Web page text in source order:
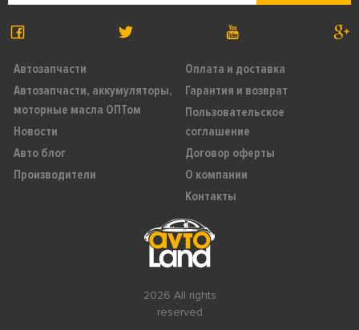
2026 All rights
reserved
Автозапчасти
Автозапчасти, аккумуляторы,
моторные масла ОПТом
Новости
Авто блог
Производители
Оплата и доставка
Гарантия и возврат
Пользовательское
соглашение
Договор оферты
О компании
Контакты